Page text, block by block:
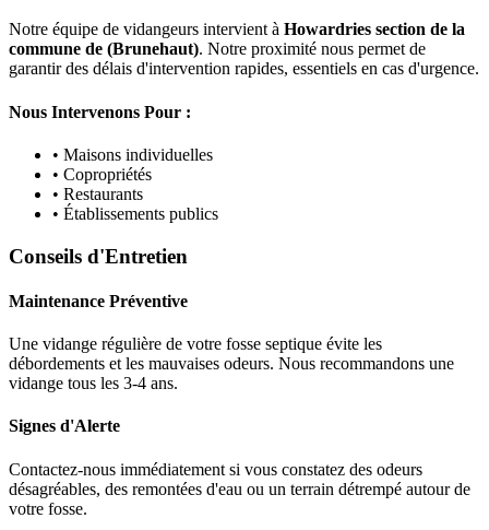
Notre équipe de vidangeurs intervient à Howardries section de la
commune de (Brunehaut). Notre proximité nous permet de
garantir des délais d'intervention rapides, essentiels en cas d'urgence.
Nous Intervenons Pour :
• Maisons individuelles
• Copropriétés
• Restaurants
• Établissements publics
Conseils d'Entretien
Maintenance Préventive
Une vidange régulière de votre fosse septique évite les
débordements et les mauvaises odeurs. Nous recommandons une
vidange tous les 3-4 ans.
Signes d'Alerte
Contactez-nous immédiatement si vous constatez des odeurs
désagréables, des remontées d'eau ou un terrain détrempé autour de
votre fosse.